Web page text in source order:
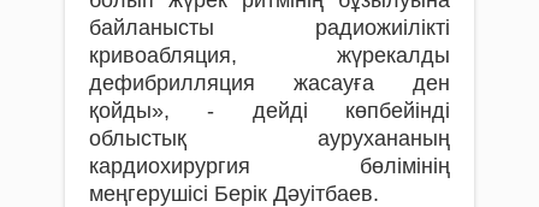
байланысты радиожиілікті
кривоабляция, жүрекалды
дефибрилляция жасауға ден
қойды», - дейді көпбейінді
облыстық аурухананың
кардиохирургия бөлімінің
меңгерушісі Берік Дәуітбаев.